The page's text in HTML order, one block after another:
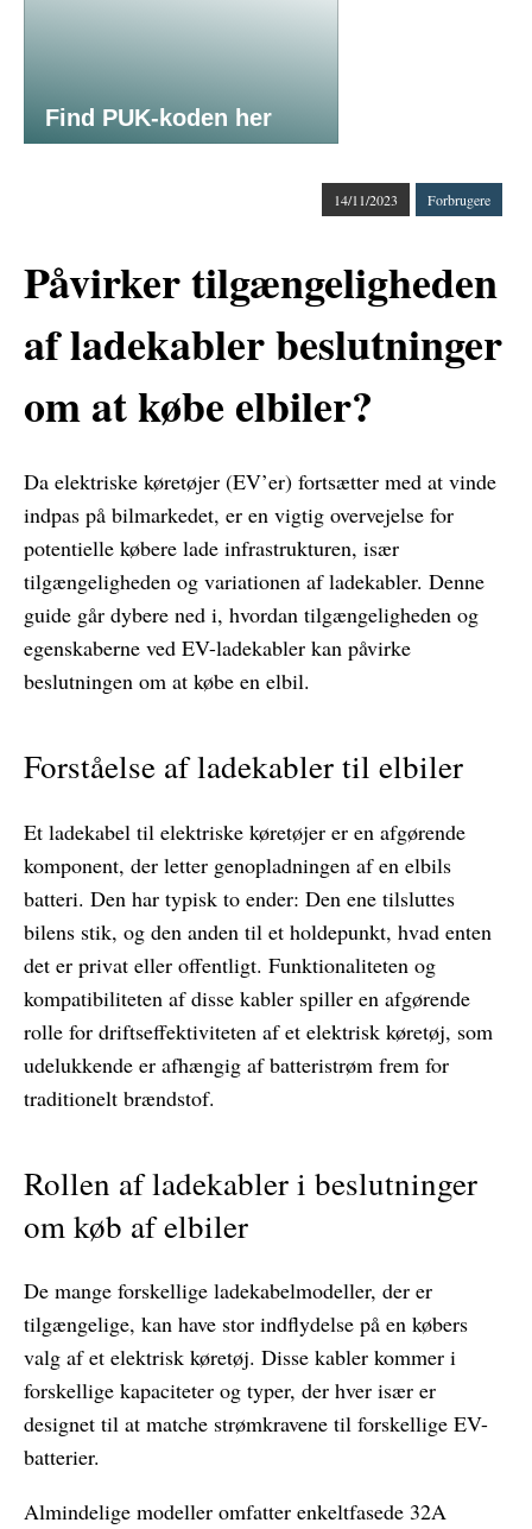
Find PUK-koden her
14/11/2023 Forbrugere
Påvirker tilgængeligheden
af ​​ladekabler beslutninger
om at købe elbiler?
Da elektriske køretøjer (EV’er) fortsætter med at vinde
indpas på bilmarkedet, er en vigtig overvejelse for
potentielle købere lade infrastrukturen, især
tilgængeligheden og variationen af ​​ladekabler. Denne
guide går dybere ned i, hvordan tilgængeligheden og
egenskaberne ved EV-ladekabler kan påvirke
beslutningen om at købe en elbil.
Forståelse af ladekabler til elbiler
Et ladekabel til elektriske køretøjer er en afgørende
komponent, der letter genopladningen af ​​en elbils
batteri. Den har typisk to ender: Den ene tilsluttes
bilens stik, og den anden til et holdepunkt, hvad enten
det er privat eller offentligt. Funktionaliteten og
kompatibiliteten af ​​disse kabler spiller en afgørende
rolle for driftseffektiviteten af ​​et elektrisk køretøj, som
udelukkende er afhængig af batteristrøm frem for
traditionelt brændstof.
Rollen af ​​ladekabler i beslutninger
om køb af elbiler
De mange forskellige ladekabelmodeller, der er
tilgængelige, kan have stor indflydelse på en købers
valg af et elektrisk køretøj. Disse kabler kommer i
forskellige kapaciteter og typer, der hver især er
designet til at matche strømkravene til forskellige EV-
batterier.
Almindelige modeller omfatter enkeltfasede 32A